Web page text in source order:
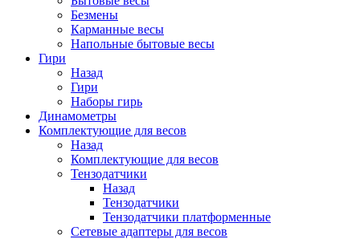
Безмены
Карманные весы
Напольные бытовые весы
Гири
Назад
Гири
Наборы гирь
Динамометры
Комплектующие для весов
Назад
Комплектующие для весов
Тензодатчики
Назад
Тензодатчики
Тензодатчики платформенные
Сетевые адаптеры для весов